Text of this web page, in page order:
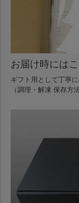
お届け時には
ギフト用として丁寧
（調理・解凍 保存方